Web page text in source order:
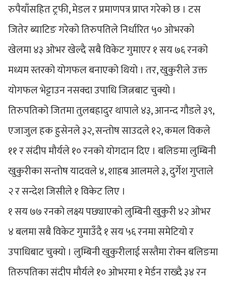
रुपैयाँसहित ट्रफी, मेडल र प्रमाणपत्र प्राप्त गरेको छ । टस
जितेर ब्याटिङ गरेको तिरुपतिले निर्धारित ५० ओभरको
खेलमा ४३ ओभर खेल्दै सबै विकेट गुमाएर १ सय ७६ रनको
मध्यम स्तरको योगफल बनाएको थियो । तर, खुकुरीले उक्त
योगफल भेट्टाउन नसक्दा उपाधि जित्नबाट चुक्यो ।
तिरुपतिको जितमा तुलबहादुर थापाले ४३, आनन्द गौडले ३९,
एजाजुल हक हुसेनले ३२, सन्तोष साउदले १२, कमल विकले
११ र संदीप मौर्यले १० रनको योगदान दिए । बलिङमा लुम्बिनी
खुकुरीका सन्तोष यादवले ४, शाहब आलमले ३, दुर्गेश गुप्ताले
२ र सन्देश जिसीले १ विकेट लिए ।
१ सय ७७ रनको लक्ष्य पछ्याएको लुम्बिनी खुकुरी ४२ ओभर
४ बलमा सबै विकेट गुमाउँदै १ सय ५६ रनमा समेटियो र
उपाधिबाट चुक्यो । लुम्बिनी खुकुरीलाई सस्तैमा रोक्न बलिङमा
तिरुपतिका संदीप मौर्यले १० ओभरमा १ मेर्डन राख्दै ३४ रन